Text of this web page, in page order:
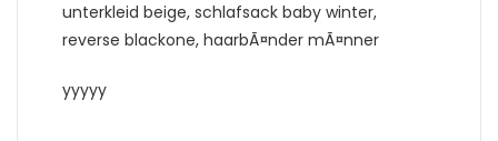
unterkleid beige, schlafsack baby winter,
reverse blackone, haarbÃ¤nder mÃ¤nner
yyyyy